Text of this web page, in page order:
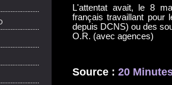
L'attentat avait, le 8
français travaillant pour
depuis DCNS) ou des
O.R. (avec agences)
Source : 20